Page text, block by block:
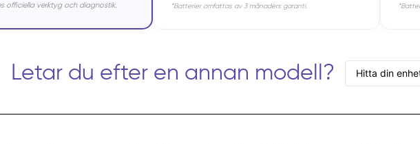
officiella verktyg och diagnostik. *Batterier omfattas av 3 månaders garanti.
Letar du efter en annan modell?